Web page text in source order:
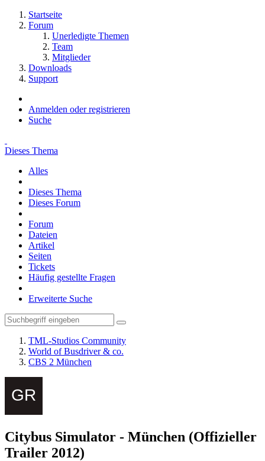
Startseite
Forum
Unerledigte Themen
Team
Mitglieder
Downloads
Support
Anmelden oder registrieren
Suche
Dieses Thema
Alles
Dieses Thema
Dieses Forum
Forum
Dateien
Artikel
Seiten
Tickets
Häufig gestellte Fragen
Erweiterte Suche
TML-Studios Community
World of Busdriver & co.
CBS 2 München
Citybus Simulator - München (Offizieller
Trailer 2012)